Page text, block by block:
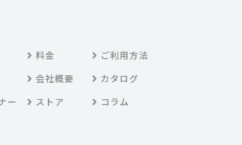
料金
ご利用方法
会社概要
カタログ
ー ストア コラム